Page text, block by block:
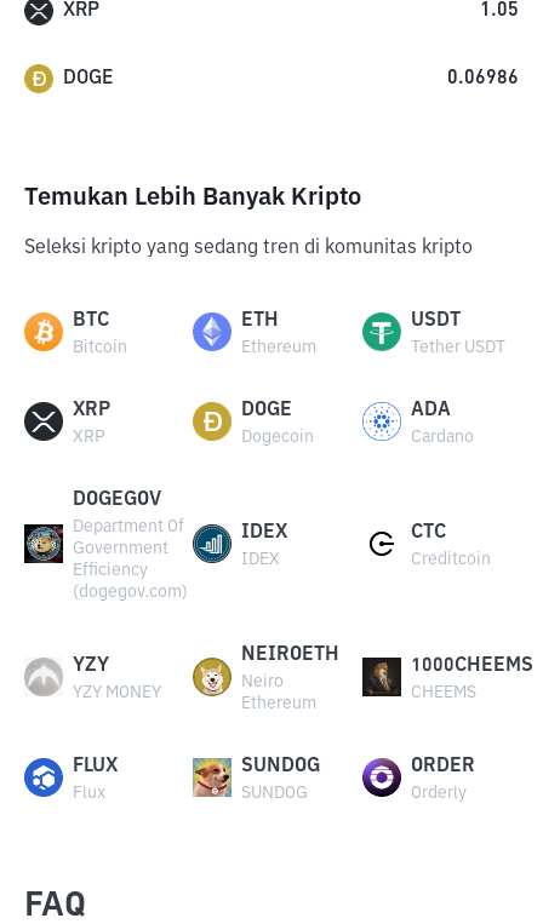
XRP 1.05
DOGE 0.06986
Temukan Lebih Banyak Kripto
Seleksi kripto yang sedang tren di komunitas kripto
BTC
Bitcoin
ETH
Ethereum
USDT
Tether USDT
XRP
XRP
DOGE
Dogecoin
ADA
Cardano
DOGEGOV
Department Of
Government
Efficiency
(dogegov.com)
IDEX
IDEX
CTC
Creditcoin
YZY
YZY MONEY
NEIROETH
Neiro
Ethereum
1000CHEEMS
CHEEMS
FLUX
Flux
SUNDOG
SUNDOG
ORDER
Orderly
FAQ